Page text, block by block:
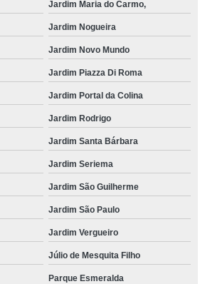
Jardim Maria do Carmo,
Jardim Nogueira
Jardim Novo Mundo
Jardim Piazza Di Roma
Jardim Portal da Colina
Jardim Rodrigo
Jardim Santa Bárbara
Jardim Seriema
Jardim São Guilherme
Jardim São Paulo
Jardim Vergueiro
Júlio de Mesquita Filho
Parque Esmeralda